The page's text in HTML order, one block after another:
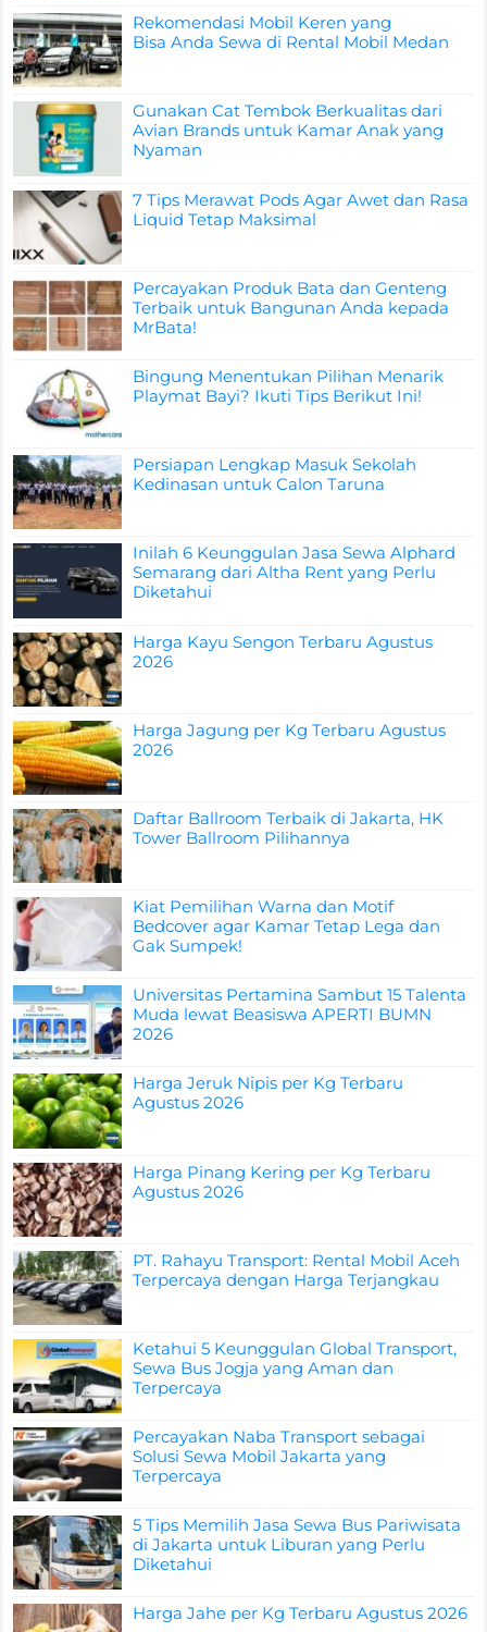
Rekomendasi Mobil Keren yang
Bisa Anda Sewa di Rental Mobil Medan
Gunakan Cat Tembok Berkualitas dari
Avian Brands untuk Kamar Anak yang
Nyaman
7 Tips Merawat Pods Agar Awet dan Rasa
Liquid Tetap Maksimal
Percayakan Produk Bata dan Genteng
Terbaik untuk Bangunan Anda kepada
MrBata!
Bingung Menentukan Pilihan Menarik
Playmat Bayi? Ikuti Tips Berikut Ini!
Persiapan Lengkap Masuk Sekolah
Kedinasan untuk Calon Taruna
Inilah 6 Keunggulan Jasa Sewa Alphard
Semarang dari Altha Rent yang Perlu
Diketahui
Harga Kayu Sengon Terbaru Agustus
2026
Harga Jagung per Kg Terbaru Agustus
2026
Daftar Ballroom Terbaik di Jakarta, HK
Tower Ballroom Pilihannya
Kiat Pemilihan Warna dan Motif
Bedcover agar Kamar Tetap Lega dan
Gak Sumpek!
Universitas Pertamina Sambut 15 Talenta
Muda lewat Beasiswa APERTI BUMN
2026
Harga Jeruk Nipis per Kg Terbaru
Agustus 2026
Harga Pinang Kering per Kg Terbaru
Agustus 2026
PT. Rahayu Transport: Rental Mobil Aceh
Terpercaya dengan Harga Terjangkau
Ketahui 5 Keunggulan Global Transport,
Sewa Bus Jogja yang Aman dan
Terpercaya
Percayakan Naba Transport sebagai
Solusi Sewa Mobil Jakarta yang
Terpercaya
5 Tips Memilih Jasa Sewa Bus Pariwisata
di Jakarta untuk Liburan yang Perlu
Diketahui
Harga Jahe per Kg Terbaru Agustus 2026